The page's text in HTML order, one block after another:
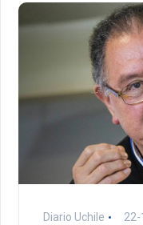
Diario Uchile 22-